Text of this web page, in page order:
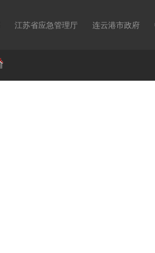
江苏省应急管理厅 连云港市政府